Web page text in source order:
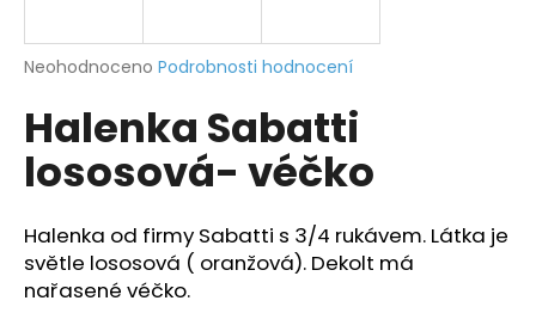
Průměrné
produktu
je
0,0
hvězdiček.
Neohodnoceno Podrobnosti hodnocení
Halenka Sabatti
lososová- véčko
Halenka od firmy Sabatti s 3/4 rukávem. Látka je
světle lososová ( oranžová). Dekolt má
nařasené véčko.
j
t
?
HLEDAT